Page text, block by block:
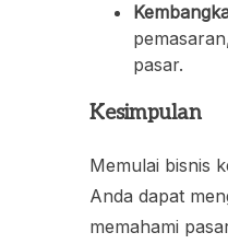
pasar.
Kesimpulan
Memulai bisnis
Anda dapat
memahami